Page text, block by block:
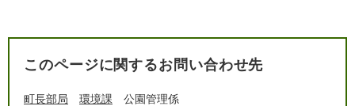
このページに関するお問い合わせ先
町長部局 環境課 公園管理係